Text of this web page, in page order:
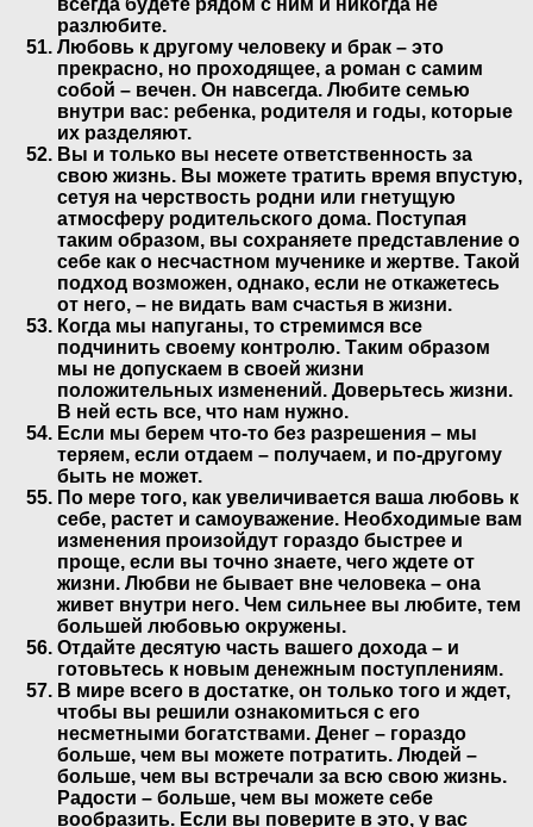
разлюбите.
Любовь к другому человеку и брак – это
прекрасно, но проходящее, а роман с самим
собой – вечен. Он навсегда. Любите семью
внутри вас: ребенка, родителя и годы, которые
их разделяют.
Вы и только вы несете ответственность за
свою жизнь. Вы можете тратить время впустую,
сетуя на черствость родни или гнетущую
атмосферу родительского дома. Поступая
таким образом, вы сохраняете представление о
себе как о несчастном мученике и жертве. Такой
подход возможен, однако, если не откажетесь
от него, – не видать вам счастья в жизни.
Когда мы напуганы, то стремимся все
подчинить своему контролю. Таким образом
мы не допускаем в своей жизни
положительных изменений. Доверьтесь жизни.
В ней есть все, что нам нужно.
Если мы берем что-то без разрешения – мы
теряем, если отдаем – получаем, и по-другому
быть не может.
По мере того, как увеличивается ваша любовь к
себе, растет и самоуважение. Необходимые вам
изменения произойдут гораздо быстрее и
проще, если вы точно знаете, чего ждете от
жизни. Любви не бывает вне человека – она
живет внутри него. Чем сильнее вы любите, тем
большей любовью окружены.
Отдайте десятую часть вашего дохода – и
готовьтесь к новым денежным поступлениям.
В мире всего в достатке, он только того и ждет,
чтобы вы решили ознакомиться с его
несметными богатствами. Денег – гораздо
больше, чем вы можете потратить. Людей –
больше, чем вы встречали за всю свою жизнь.
Радости – больше, чем вы можете себе
вообразить. Если вы поверите в это, у вас